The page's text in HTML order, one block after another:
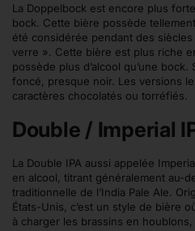
La Doppelbock est encore plus
bock. Cette bière possède
été considérée pendant des
verre ». Cette bière est plus riche
possède plus d’alcool qu’une bock.
foncé, presque noir. Les versions
caractères chocolatés ou torréfiés.
Double / Imperial
La Double IPA aussi appelée
en alcool, titrant généralement au-
traditionnelle de l’India Pale Ale.
États-Unis, c’est un style de bière
à charger les brassins en